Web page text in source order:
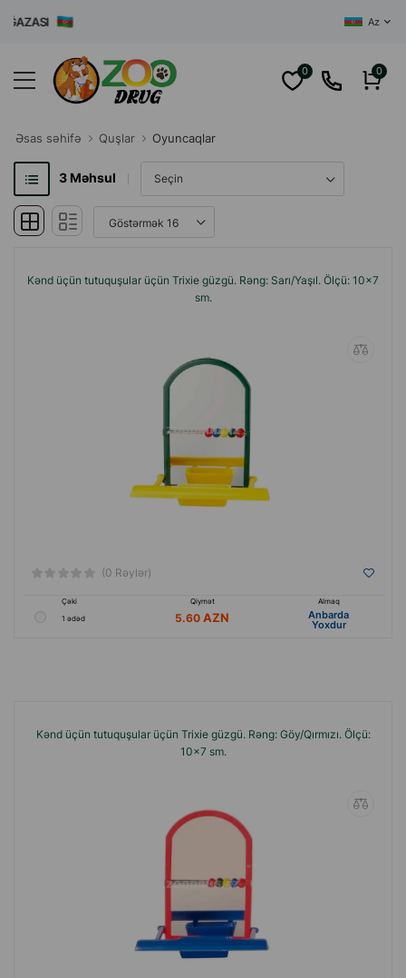
Az
0 0
Əsas səhifə Quşlar Oyuncaqlar
3Məhsul
Kənd üçün tutuquşular üçün Trixie güzgü. Rəng: Sarı/Yaşıl. Ölçü: 10x7
sm.
(0 Rəylər)
Çəki Qiymət
Almaq
1 ədəd
5.60 Anbarda
Yoxdur
Kənd üçün tutuquşular üçün Trixie güzgü. Rəng: Göy/Qırmızı. Ölçü:
10x7 sm.